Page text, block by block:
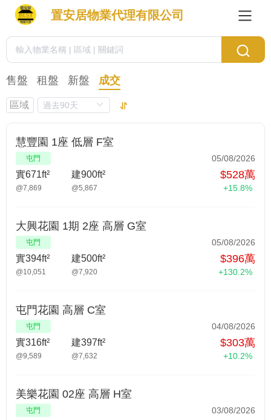
置安居物業代理有限公司
售盤 租盤 新盤 成交
區域
05/08/2026
屯門
慧豐園 1座 低層 F室
$528萬
實671ft²
@7,869
建900ft²
@5,867 +15.8%
05/08/2026
屯門
大興花園 1期 2座 高層 G室
$396萬
實394ft²
@10,051
建500ft²
@7,920 +130.2%
04/08/2026
屯門
屯門花園 高層 C室
$303萬
實316ft²
@9,589
建397ft²
@7,632 +10.2%
03/08/2026
屯門
美樂花園 02座 高層 H室